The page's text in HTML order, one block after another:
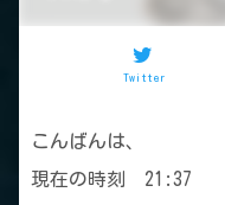
Twitter
こんばんは、
現在の時刻 21:37